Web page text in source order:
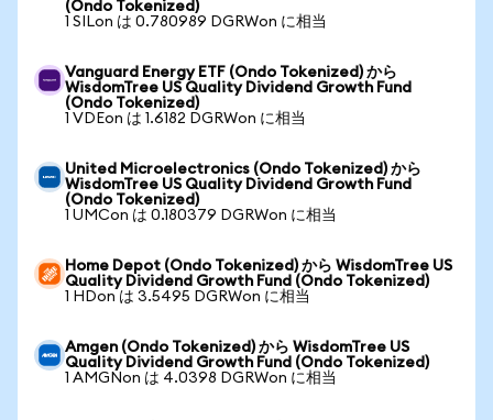
(Ondo Tokenized)
1 SILon は 0.780989 DGRWon に相当
Vanguard Energy ETF (Ondo Tokenized) から
WisdomTree US Quality Dividend Growth Fund
(Ondo Tokenized)
1 VDEon は 1.6182 DGRWon に相当
United Microelectronics (Ondo Tokenized) から
WisdomTree US Quality Dividend Growth Fund
(Ondo Tokenized)
1 UMCon は 0.180379 DGRWon に相当
Home Depot (Ondo Tokenized) から WisdomTree US
Quality Dividend Growth Fund (Ondo Tokenized)
1 HDon は 3.5495 DGRWon に相当
Amgen (Ondo Tokenized) から WisdomTree US
Quality Dividend Growth Fund (Ondo Tokenized)
1 AMGNon は 4.0398 DGRWon に相当